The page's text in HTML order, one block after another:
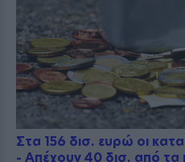
Στα 156 δισ. ευρώ οι
- Απέχουν 40 δισ. από τα